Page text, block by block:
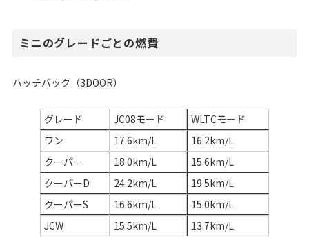
ミニのグレードごとの燃費
ハッチバック（3DOOR）
グレード JC08モード
WLTCモード
ワン
17.6km/L
16.2km/L
クーパー
18.0km/L
15.6km/L
クーパーD
24.2km/L
19.5km/L
クーパーS
16.6km/L
15.0km/L
JCW
15.5km/L 13.7km/L